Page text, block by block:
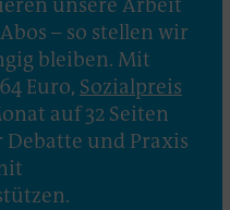
– so stellen wir
bleiben. Mit
Euro, Sozialpreis
auf 32 Seiten
und Praxis